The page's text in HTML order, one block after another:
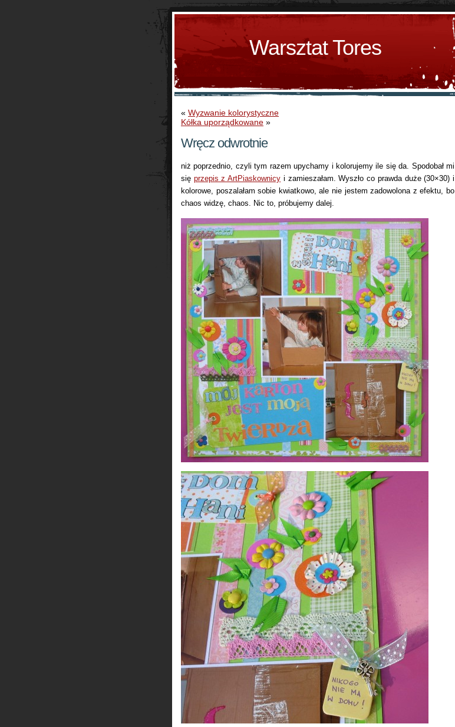
Warsztat Tores
« Wyzwanie kolorystyczne
Kółka uporządkowane »
Wręcz odwrotnie
niż poprzednio, czyli tym razem upychamy i kolorujemy ile się da. Spodobał mi
się przepis z ArtPiaskownicy i zamieszałam. Wyszło co prawda duże (30×30) i
kolorowe, poszalałam sobie kwiatkowo, ale nie jestem zadowolona z efektu, bo
chaos widzę, chaos. Nic to, próbujemy dalej.